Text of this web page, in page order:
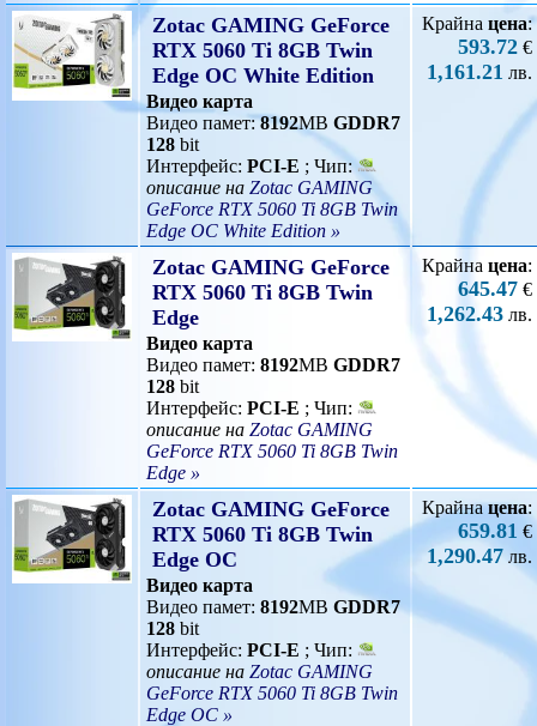
Zotac GAMING GeForce
RTX 5060 Ti 8GB Twin
Edge OC White Edition
Видео карта
Видео памет:8192MB GDDR7
128 bit
Интерфейс: PCI-E ; Чип:
описание на Zotac GAMING
GeForce RTX 5060 Ti 8GB Twin
Edge OC White Edition »
Крайна цена:
593.72 €
1,161.21 лв.
Zotac GAMING GeForce
RTX 5060 Ti 8GB Twin
Edge
Видео карта
Видео памет: 8192MB GDDR7
128 bit
Интерфейс: PCI-E ; Чип:
описание на Zotac GAMING
GeForce RTX 5060 Ti 8GB Twin
Edge »
Крайна цена:
645.47 €
1,262.43 лв.
Zotac GAMING GeForce
RTX 5060 Ti 8GB Twin
Edge OC
Видео карта
Видео памет: 8192MB GDDR7
128 bit
Интерфейс: PCI-E ; Чип:
описание на Zotac GAMING
GeForce RTX 5060 Ti 8GB Twin
Edge OC »
Крайнацена:
659.81 €
1,290.47лв.